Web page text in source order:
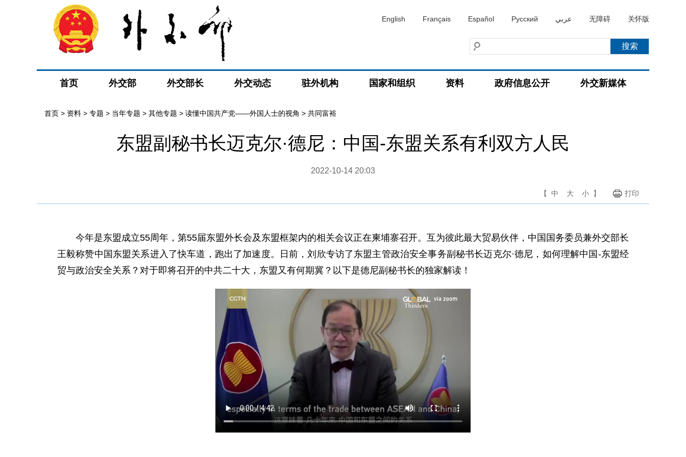
English Français Español Русский عربي 无障碍 关怀版
首页 外交部 外交部长 外交动态 驻外机构 国家和组织 资料 政府信息公开 外交新媒体
首页 > 资料 > 专题 > 当年专题 > 其他专题 > 读懂中国共产党——外国人士的视角 > 共同富裕
东盟副秘书长迈克尔·德尼：中国-东盟关系有利双方人民
2022-10-14 20:03
【 中 大 小 】 打印
今年是东盟成立55周年，第55届东盟外长会及东盟框架内的相关会议正在柬埔寨召开。互为彼此最大贸易伙伴，中国国务委员兼外交部长
王毅称赞中国东盟关系进入了快车道，跑出了加速度。日前，刘欣专访了东盟主管政治安全事务副秘书长迈克尔·德尼，如何理解中国-东盟经
贸与政治安全关系？对于即将召开的中共二十大，东盟又有何期冀？以下是德尼副秘书长的独家解读！